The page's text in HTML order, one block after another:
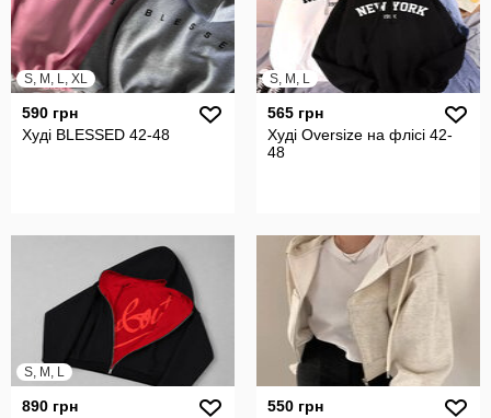
S, M, L, XL
590 грн
Худі BLESSED 42-48
S, M, L
565 грн
Худі Oversize на флісі 42-
48
S, M, L
890 грн
550 грн